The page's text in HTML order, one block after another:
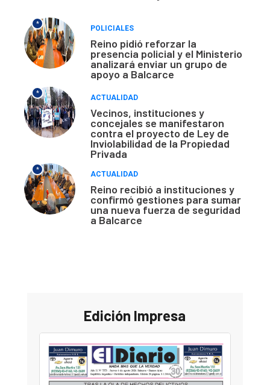
*
POLICIALES
Reino pidió reforzar la
presencia policial y el Ministerio
analizará enviar un grupo de
apoyo a Balcarce
*
ACTUALIDAD
Vecinos, instituciones y
concejales se manifestaron
contra el proyecto de Ley de
Inviolabilidad de la Propiedad
Privada
*
ACTUALIDAD
Reino recibió a instituciones y
confirmó gestiones para sumar
una nueva fuerza de seguridad
a Balcarce
Edición Impresa